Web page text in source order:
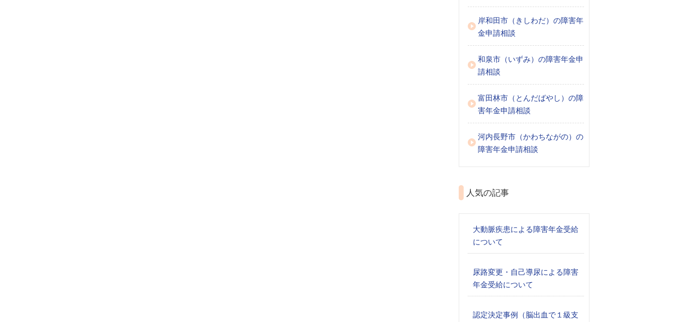
岸和田市（きしわだ）の障害年
金申請相談
和泉市（いずみ）の障害年金申
請相談
富田林市（とんだばやし）の障
害年金申請相談
河内長野市（かわちながの）の
障害年金申請相談
人気の記事
大動脈疾患による障害年金受給
について
尿路変更・自己導尿による障害
年金受給について
認定決定事例（脳出血で１級支